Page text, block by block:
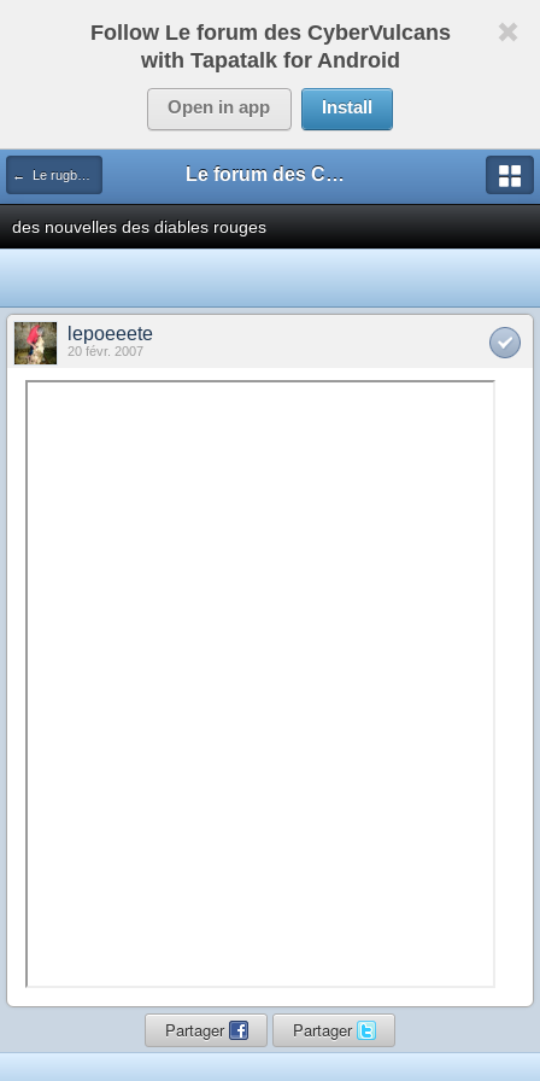
Follow Le forum des CyberVulcans
with Tapatalk for Android
Open in app Install
← Le rugby international Le forum des CyberVulcans
des nouvelles des diables rouges
lepoeeete
20 févr. 2007
Partager Partager